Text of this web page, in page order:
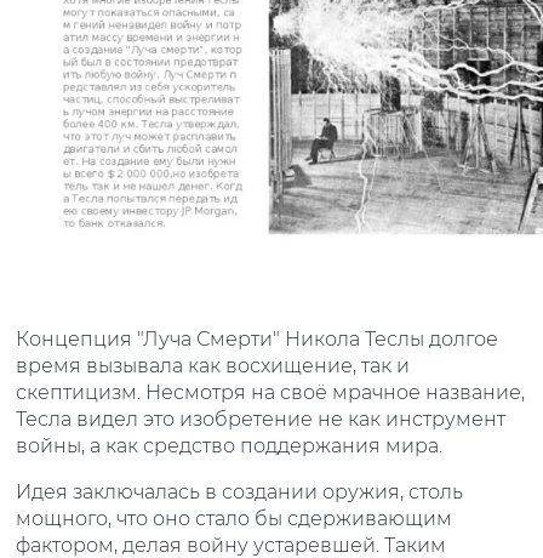
Концепция "Луча Смерти" Никола Теслы долгое
время вызывала как восхищение, так и
скептицизм. Несмотря на своё мрачное название,
Тесла видел это изобретение не как инструмент
войны, а как средство поддержания мира.
Идея заключалась в создании оружия, столь
мощного, что оно стало бы сдерживающим
фактором, делая войну устаревшей. Таким